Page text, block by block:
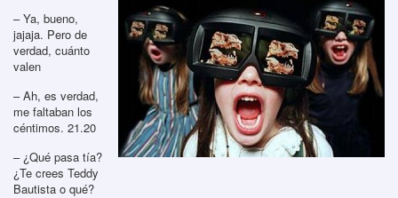
– Ya, bueno,
jajaja. Pero de
verdad, cuánto
valen
– Ah, es verdad,
me faltaban los
céntimos. 21.20
– ¿Qué pasa tía?
¿Te crees Teddy
Bautista o qué?